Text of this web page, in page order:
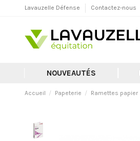
Lavauzelle Défense Contactez-nous
NOUVEAUTÉS
Accueil Papeterie Ramettes papier